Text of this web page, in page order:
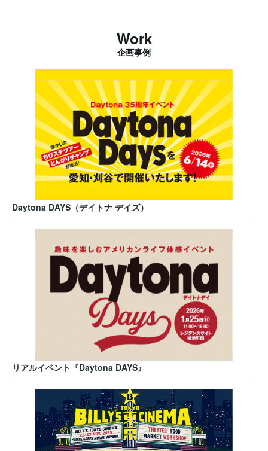
Work
企画事例
Daytona DAYS（デイトナ デイズ）
リアルイベント『Daytona DAYS』